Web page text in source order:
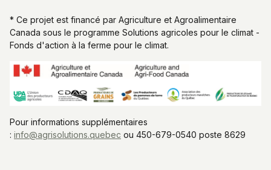
* Ce projet est financé par Agriculture et Agroalimentaire
Canada sous le programme Solutions agricoles pour le climat -
Fonds d'action à la ferme pour le climat.
Pour informations supplémentaires
: info@agrisolutions.quebec ou 450-679-0540 poste 8629